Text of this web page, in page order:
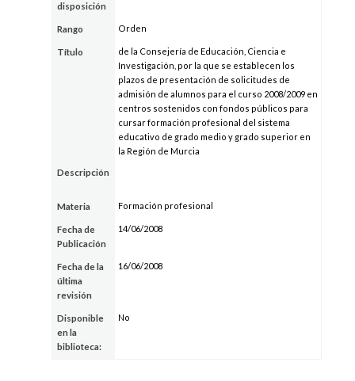
disposición
Rango Orden
Título
de la Consejería de Educación, Ciencia e
Investigación, por la que se establecen los
plazos de presentación de solicitudes de
admisión de alumnos para el curso 2008/2009 en
centros sostenidos con fondos públicos para
cursar formación profesional del sistema
educativo de grado medio y grado superior en
la Región de Murcia
Descripción
Materia Formación profesional
Fecha de
Publicación
14/06/2008
Fecha de la
última
revisión
16/06/2008
Disponible
en la
biblioteca:
No